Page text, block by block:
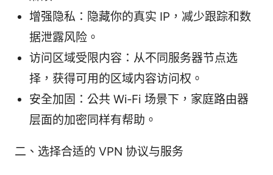
增强隐私：隐藏你的真实 IP，减少跟踪和数
据泄露风险。
访问区域受限内容：从不同服务器节点选
择，获得可用的区域内容访问权。
安全加固：公共 Wi‑Fi 场景下，家庭路由器
层面的加密同样有帮助。
二、选择合适的 VPN 协议与服务